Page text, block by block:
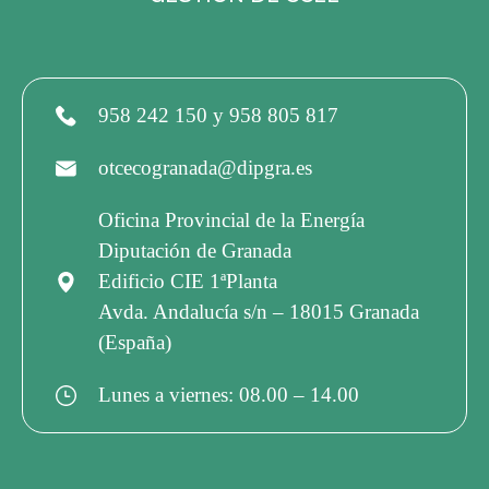
958 242 150 y 958 805 817
otcecogranada@dipgra.es
Oficina Provincial de la Energía
Diputación de Granada
Edificio CIE 1ªPlanta
Avda. Andalucía s/n – 18015 Granada
(España)
Lunes a viernes: 08.00 – 14.00